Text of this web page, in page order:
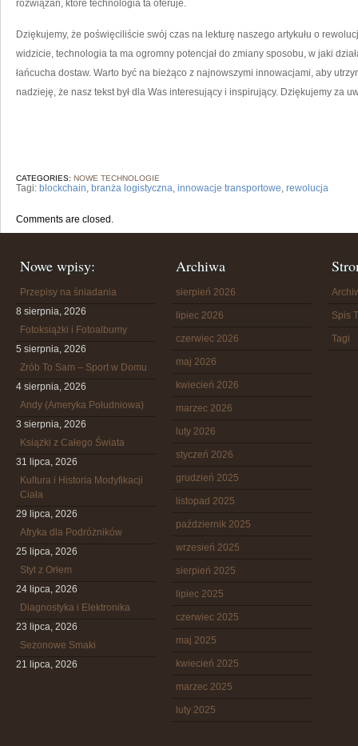
rozwiązań, które technologia ta oferuje.
Dziękujemy, ⁣że poświęciliście swój czas na lekturę naszego artykułu o
widzicie, technologia ta ma ogromny⁤ potencjał do zmiany sposobu, ‍w jaki
łańcucha dostaw. Warto być na bieżąco z najnowszymi innowacjami, ⁣aby
‌nadzieję, że nasz‌ tekst był dla Was interesujący i inspirujący. Dziękujemy ⁢za
CATEGORIES: NOWE TECHNOLOGIE
Tagi: blockchain, branża logistyczna, innowacje transportowe, rewolucja
Comments are closed.
Nowe wpisy:
Przepisy na śniadania
8 sierpnia, 2026
Fotoksiążki i Fotoalbumy
5 sierpnia, 2026
Zrób To Sam – Sport w Domu
4 sierpnia, 2026
Andy (Ameryka Południowa)
3 sierpnia, 2026
Książki z Całego Świata
31 lipca, 2026
Kultura i Historia Modyfikacji
Ciała
29 lipca, 2026
Afryka dla Podróżników
25 lipca, 2026
Styl z Orłem
24 lipca, 2026
Diagnostyka i Elektronika
23 lipca, 2026
Sezonowe Smaki
21 lipca, 2026
Archiwa
sierpień 2026
lipiec 2026
czerwiec 2026
maj 2026
kwiecień 2026
marzec 2026
luty 2026
styczeń 2026
grudzień 2025
listopad 2025
październik 2025
wrzesień 2025
sierpień 2025
lipiec 2025
czerwiec 2025
maj 2025
kwiecień 2025
marzec 2025
luty 2025
Spis
Tagi